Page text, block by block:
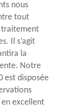
nous
tout
traitement
Il s’agit
la
Notre
est disposée
excellent